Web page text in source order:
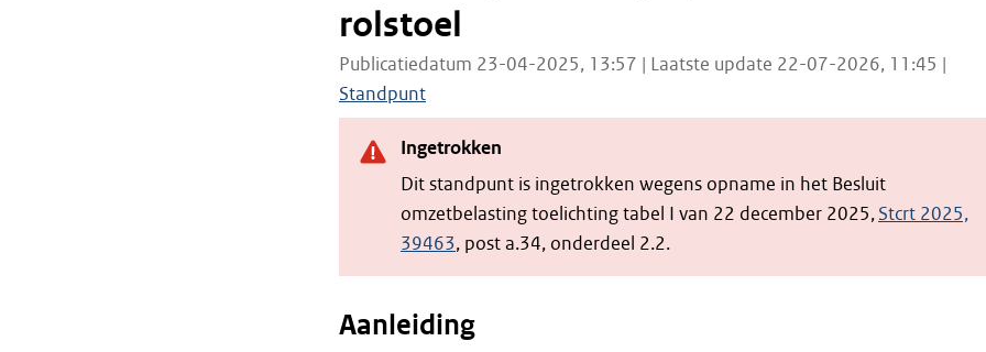
rolstoel
Publicatiedatum 23-04-2025, 13:57 | Laatste update 22-07-2026, 11:45 |
Standpunt
Ingetrokken
Dit standpunt is ingetrokken wegens opname in het Besluit
omzetbelasting toelichting tabel I van 22 december 2025,Stcrt 2025,
39463, post a.34, onderdeel 2.2.
Aanleiding